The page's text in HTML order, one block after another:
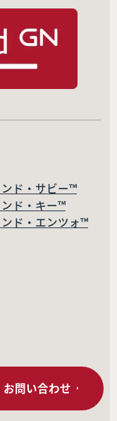
ンド・サビー™
ンド・キー™
ンド・エンツォ™
お問い合わせ